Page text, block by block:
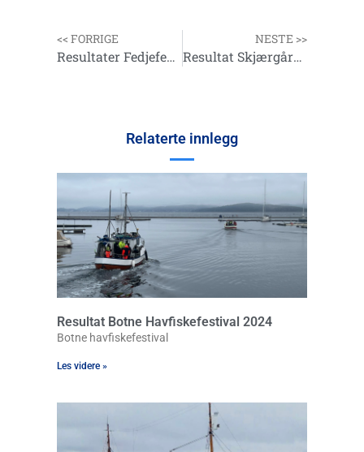
<< FORRIGE
Resultater Fedjefestivalen og Holmengråfestivalen
NESTE >>
Resultat Skjærgårdsfestivalene 2024
Relaterte innlegg
Resultat Botne Havfiskefestival 2024
Botne havfiskefestival
Les videre »